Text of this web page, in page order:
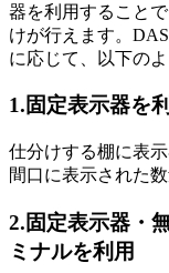
器を利用すること
けが行えます。
に応じて、以下の
1.固定表示器を
仕分けする棚に表
間口に表示された
2.固定表示器・
ミナルを利用